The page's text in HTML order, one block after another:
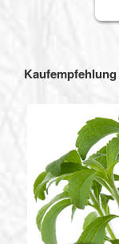
Kaufempfehlung